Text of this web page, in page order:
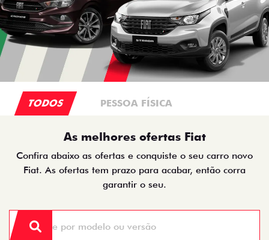
TODOS PESSOA FÍSICA
As melhores ofertas Fiat
Confira abaixo as ofertas e conquiste o seu carro novo
Fiat. As ofertas tem prazo para acabar, então corra
garantir o seu.